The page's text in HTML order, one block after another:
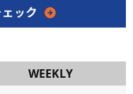
WEEKLY